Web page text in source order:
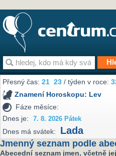
Přesný čas:21 23 / týden v roce:
Znamení Horoskopu: Lev
Fáze měsíce:
Dnes je:
7. 8. 2026 Pátek
Dnes má svátek: Lada
Jmenný seznam podle
Abecední seznam jmen, včetně